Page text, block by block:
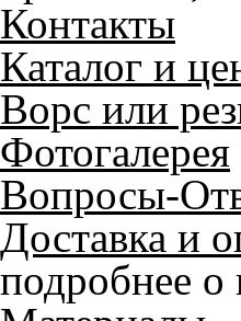
Контакты
Каталог и
Ворс или
Фотогалерея
Вопросы-
Доставка и
подробнее